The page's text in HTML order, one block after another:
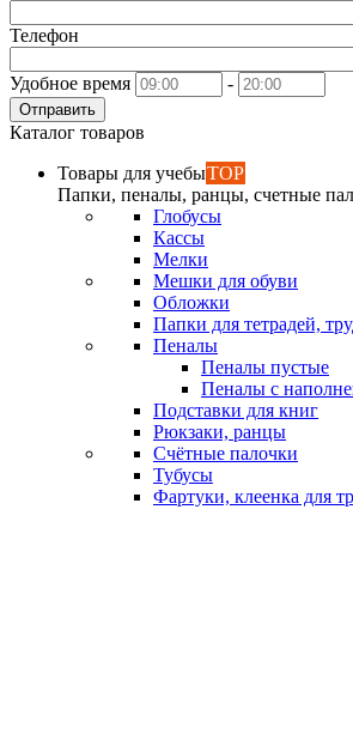
Телефон
Удобное время -
Отправить
Каталог товаров
Товары для учебыTOP
Папки, пеналы, ранцы, счетные
Глобусы
Кассы
Мелки
Мешки для обуви
Обложки
Папки для тетрадей,
Пеналы
Пеналы пустые
Пеналы с
Подставки для книг
Рюкзаки, ранцы
Счётные палочки
Тубусы
Фартуки, клеенка для